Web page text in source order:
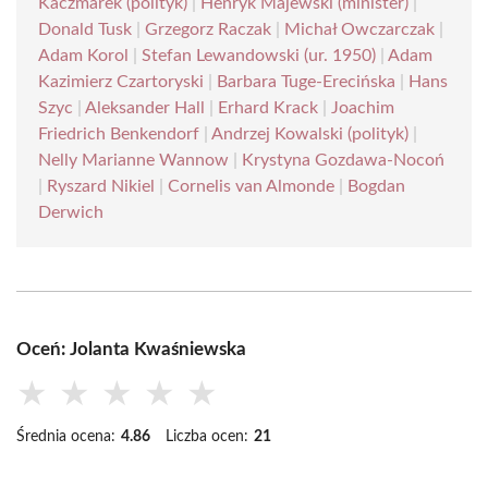
Donald Tusk
Grzegorz Raczak Michał Owczarczak
Adam Korol
Stefan Lewandowski (ur. 1950)
Adam
Kazimierz Czartoryski
Barbara Tuge-Erecińska
Hans
Szyc
Aleksander Hall Erhard Krack
Joachim
Friedrich Benkendorf
Andrzej Kowalski (polityk)
Nelly Marianne Wannow
Krystyna Gozdawa-Nocoń
Ryszard Nikiel Cornelis van Almonde
Bogdan
Derwich
Oceń: Jolanta Kwaśniewska
★ ★ ★ ★ ★
Średnia ocena: 4.86 Liczba ocen: 21